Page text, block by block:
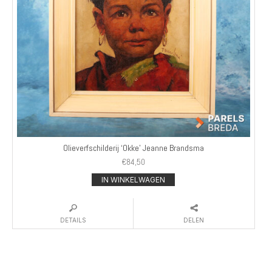
Olieverfschilderij ‘Okke’ Jeanne Brandsma
€84,50
IN WINKELWAGEN
DETAILS DELEN